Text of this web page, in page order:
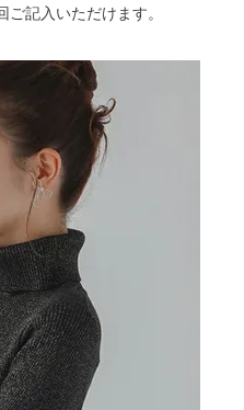
記入いただけます。